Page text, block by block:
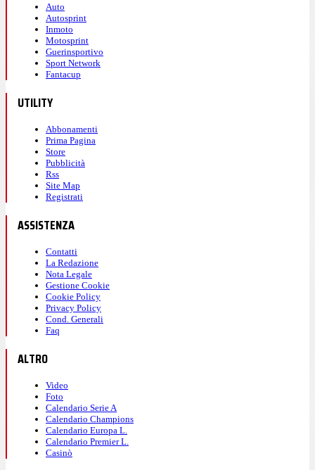
Auto
Autosprint
Inmoto
Motosprint
Guerinsportivo
Sport Network
Fantacup
UTILITY
Abbonamenti
Prima Pagina
Store
Pubblicità
Rss
Site Map
Registrati
ASSISTENZA
Contatti
La Redazione
Nota Legale
Gestione Cookie
Cookie Policy
Privacy Policy
Cond. Generali
Faq
ALTRO
Video
Foto
Calendario Serie A
Calendario Champions
Calendario Europa L.
Calendario Premier L.
Casinò